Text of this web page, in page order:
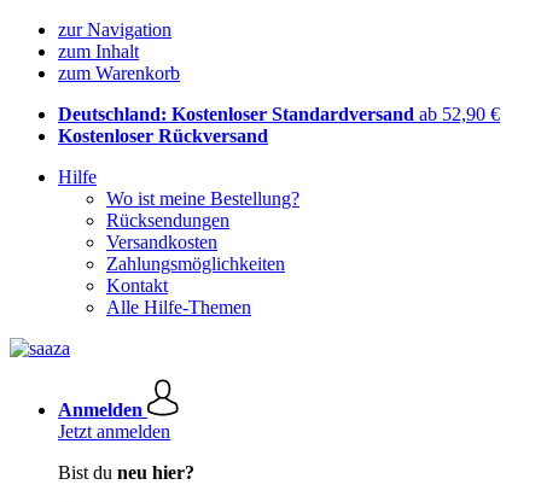
zur Navigation
zum Inhalt
zum Warenkorb
Deutschland: Kostenloser Standardversand ab 52,90 €
Kostenloser Rückversand
Hilfe
Wo ist meine Bestellung?
Rücksendungen
Versandkosten
Zahlungsmöglichkeiten
Kontakt
Alle Hilfe-Themen
Anmelden
Jetzt anmelden
Bist du neu hier?